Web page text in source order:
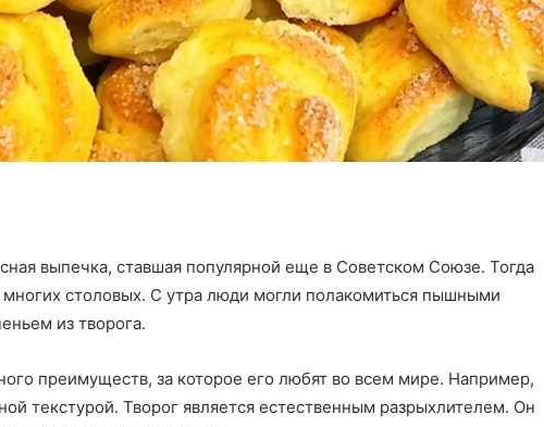
выпечка, ставшая популярной еще в Советском Союзе. Тогда
многих столовых. С утра люди могли полакомиться пышными
из творога.
преимуществ, за которое его любят во всем мире. Например,
текстурой. Творог является естественным разрыхлителем. Он